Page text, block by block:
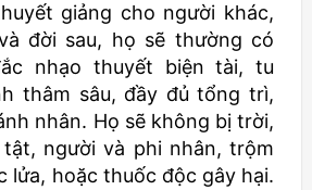
giảng cho người khác,
đời sau, họ sẽ thường có
nhạo thuyết biện tài, tu
thâm sâu, đầy đủ tổng trì,
nhân. Họ sẽ không bị trời,
người và phi nhân, trộm
lửa, hoặc thuốc độc gây hại.